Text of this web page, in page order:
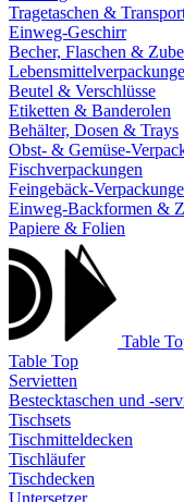
Tragetaschen &
Einweg-Geschirr
Becher, Flaschen &
Beutel & Verschlüsse
Etiketten & Banderolen
Behälter, Dosen & Trays
Obst- & Gemüse-
Fischverpackungen
Feingebäck-
Einweg-Backformen &
Papiere & Folien
Table
Table Top
Servietten
Bestecktaschen und -
Tischsets
Tischmitteldecken
Tischläufer
Tischdecken